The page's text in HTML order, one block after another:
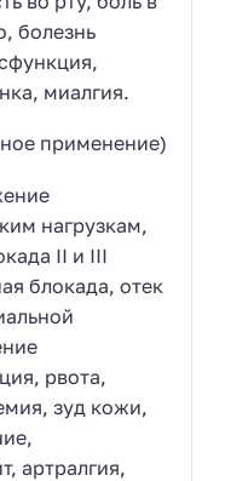
болезнь
миалгия.
применение)
нагрузкам,
II и III
блокада, отек
рвота,
зуд кожи,
артралгия,